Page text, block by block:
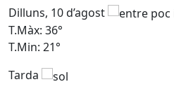
Dilluns, 10 d’agost
T.Màx: 36°
T.Min: 21°
Tarda